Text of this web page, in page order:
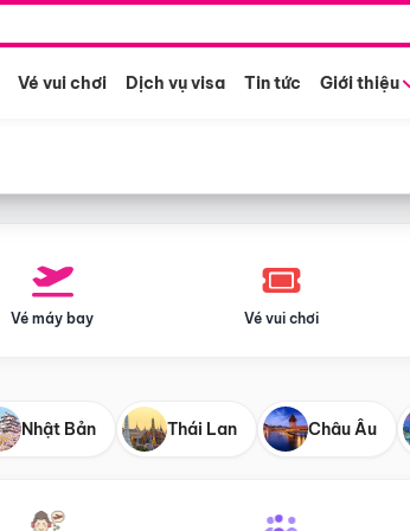
Vé vui chơi Dịch vụ visa Tin tức Giới thiệu
Vé máy bay Vé vui chơi
Nhật Bản Thái Lan Châu Âu